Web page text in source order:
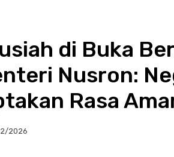
di Buka
Nusron:
Rasa
2026